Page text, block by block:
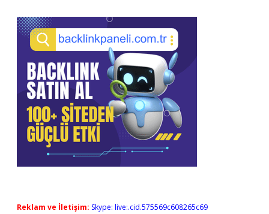
Reklam ve İletişim: Skype: live:.cid.575569c608265c69